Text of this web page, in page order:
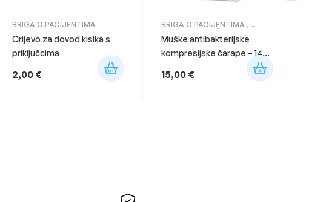
BRIGA O PACIJENTIMA
Crijevo za dovod kisika s
priključcima
2,00 €
BRIGA O PACIJENTIMA ,
Muške antibakterijske
kompresijske čarape – 140
15,00 €